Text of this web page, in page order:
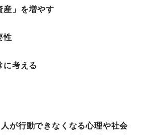
」を増やす
性
考える
人が行動できなくなる心理や社会